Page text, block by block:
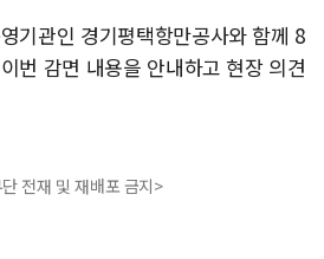
기관인 경기평택항만공사와 함께 8
번 감면 내용을 안내하고 현장 의견
전재 및 재배포 금지>